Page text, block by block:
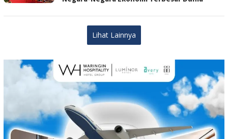
Lihat Lainnya